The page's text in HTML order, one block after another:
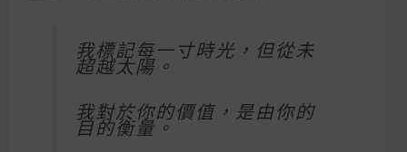
我標記每一寸時光，但從未
超越太陽。
我對於你的價值，是由你的
目的衡量。